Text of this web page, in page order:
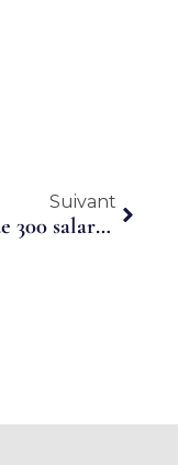
Suivant
Plus de 300 salariés travaillent en temps partagé